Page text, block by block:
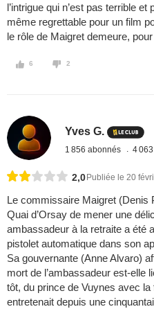
l’intrigue qui n’est pas terrible
même regrettable pour un film
le rôle de Maigret demeure,
6 2
Yves G.
1 856 abonnés 4
2,0 Publiée le 20
Le commissaire Maigret (Denis
Quai d’Orsay de mener une
ambassadeur à la retraite a été
pistolet automatique dans son
Sa gouvernante (Anne Alvaro)
mort de l’ambassadeur est-elle
tôt, du prince de Vuynes avec
entretenait depuis une